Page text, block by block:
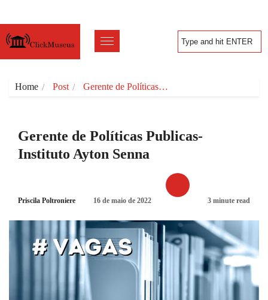
Home Post Gerente de Políticas…
Gerente de Políticas Publicas-
Instituto Ayton Senna
Priscila Poltroniere 16 de maio de 2022 3 minute read